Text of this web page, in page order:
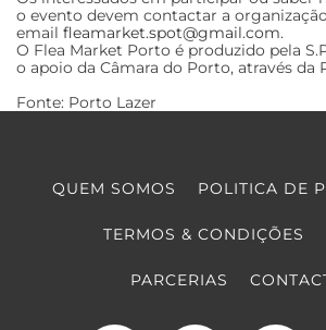
o evento devem contactar a
email fleamarket.spot@gmail.com.
O Flea Market Porto é produzido pela
o apoio da Câmara do Porto, através da
Fonte: Porto Lazer
QUEM SOMOS POLITICA DE
TERMOS & CONDIÇÕES
PARCERIAS